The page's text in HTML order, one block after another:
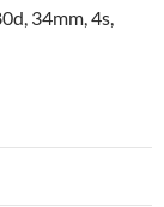
34mm, 4s,